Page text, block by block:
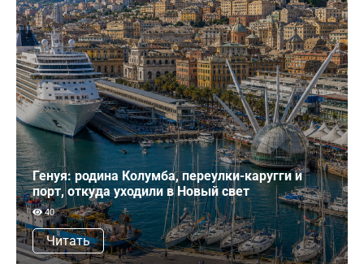
Генуя: родина Колумба, переулки-каругги и
порт, откуда уходили в Новый свет
40
Читать